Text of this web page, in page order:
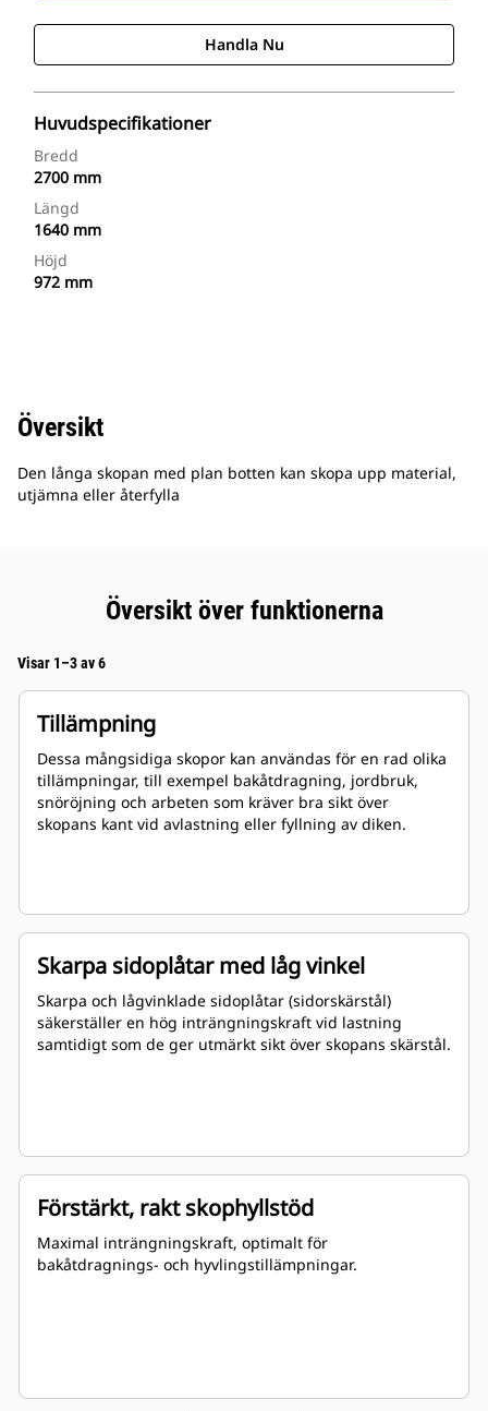
Handla Nu
Huvudspecifikationer
Bredd
2700 mm
Längd
1640 mm
Höjd
972 mm
Översikt
Den långa skopan med plan botten kan skopa upp material,
utjämna eller återfylla
Översikt över funktionerna
Visar 1–3 av 6
Tillämpning
Dessa mångsidiga skopor kan användas för en rad olika
tillämpningar, till exempel bakåtdragning, jordbruk,
snöröjning och arbeten som kräver bra sikt över
skopans kant vid avlastning eller fyllning av diken.
Skarpa sidoplåtar med låg vinkel
Skarpa och lågvinklade sidoplåtar (sidorskärstål)
säkerställer en hög inträngningskraft vid lastning
samtidigt som de ger utmärkt sikt över skopans skärstål.
Förstärkt, rakt skophyllstöd
Maximal inträngningskraft, optimalt för
bakåtdragnings- och hyvlingstillämpningar.